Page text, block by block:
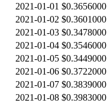
2021-01-01 $0.3656000
2021-01-02 $0.3601000
2021-01-03 $0.3478000
2021-01-04 $0.3546000
2021-01-05 $0.3449000
2021-01-06 $0.3722000
2021-01-07 $0.3839000
2021-01-08 $0.3983000